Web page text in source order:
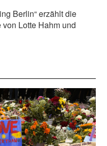
Berlin“ erzählt die
Lotte Hahm und